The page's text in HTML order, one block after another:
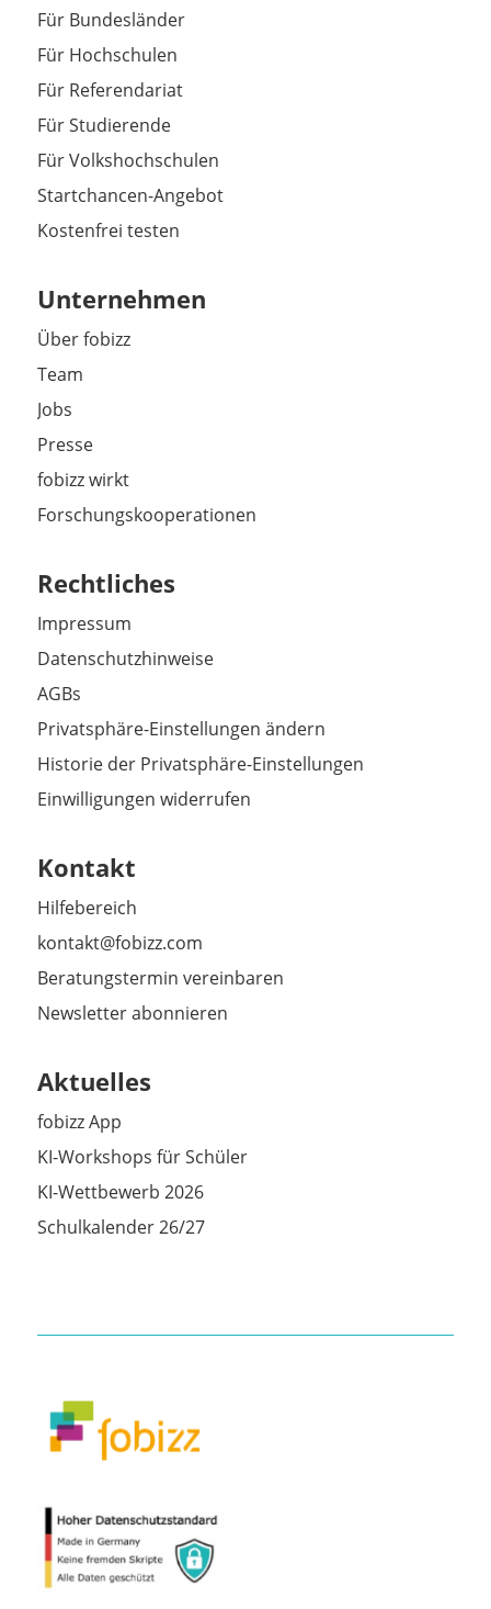
Für Bundesländer
Für Hochschulen
Für Referendariat
Für Studierende
Für Volkshochschulen
Startchancen-Angebot
Kostenfrei testen
Unternehmen
Über fobizz
Team
Jobs
Presse
fobizz wirkt
Forschungskooperationen
Rechtliches
Impressum
Datenschutzhinweise
AGBs
Privatsphäre-Einstellungen ändern
Historie der Privatsphäre-Einstellungen
Einwilligungen widerrufen
Kontakt
Hilfebereich
kontakt@fobizz.com
Beratungstermin vereinbaren
Newsletter abonnieren
Aktuelles
fobizz App
KI-Workshops für Schüler
KI-Wettbewerb 2026
Schulkalender 26/27